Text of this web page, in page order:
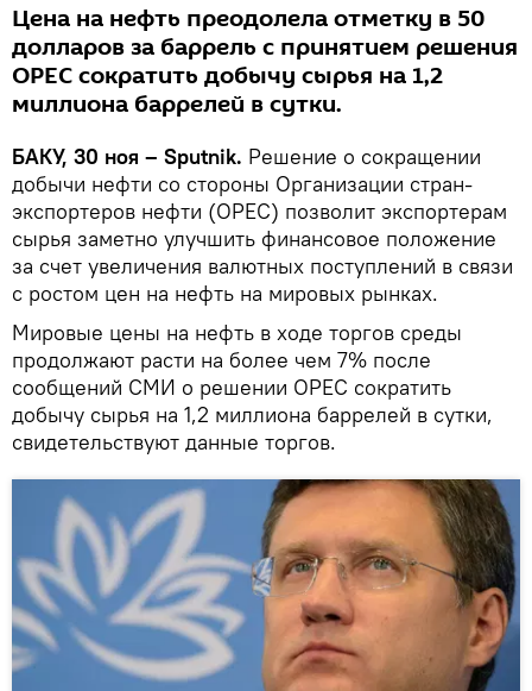
Цена на нефть преодолела отметку в 50
долларов за баррель с принятием решения
ОРЕС сократить добычу сырья на 1,2
миллиона баррелей в сутки.
БАКУ, 30 ноя – Sputnik. Решение о сокращении
добычи нефти со стороны Организации стран-
экспортеров нефти (ОРЕС) позволит экспортерам
сырья заметно улучшить финансовое положение
за счет увеличения валютных поступлений в связи
с ростом цен на нефть на мировых рынках.
Мировые цены на нефть в ходе торгов среды
продолжают расти на более чем 7% после
сообщений СМИ о решении ОРЕС сократить
добычу сырья на 1,2 миллиона баррелей в сутки,
свидетельствуют данные торгов.